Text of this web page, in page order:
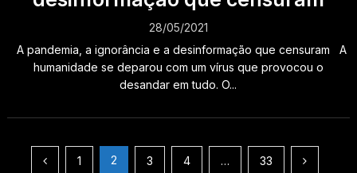
28/05/2021
A pandemia, a ignorância e a desinformação que censuram A
humanidade se deparou com um vírus que provocou o
desandar em tudo. O...
Paginação
1 2 3 4 … 33